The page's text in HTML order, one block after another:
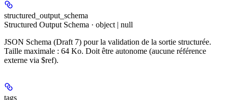
structured_output_schema
Structured Output Schema · object | null
JSON Schema (Draft 7) pour la validation de la sortie structurée.
Taille maximale : 64 Ko. Doit être autonome (aucune référence
externe via $ref).
tags